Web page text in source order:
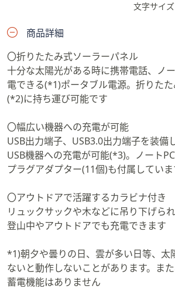
文字サイ
商品詳細
〇折りたたみ式ソーラーパネル
十分な太陽光がある時に携帯電話、ノ
電できる(*1)ポータブル電源。折りた
(*2)に持ち運び可能です
〇幅広い機器への充電が可能
USB出力端子、USB3.0出力端子を装備
USB機器への充電が可能(*3)。ノート
プラグアダプター(11個)も付属してい
〇アウトドアで活躍するカラビナ付き
リュックサックや木などに吊り下げら
登山中やアウトドアでも充電できます
*1)朝夕や曇りの日、雲が多い日等、太
ないと動作しないことがあります。ま
蓄電機能はありません